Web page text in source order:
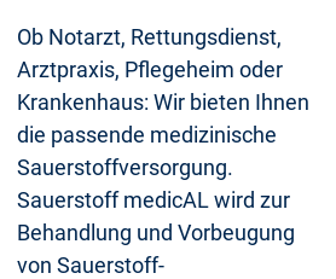
Ob Notarzt, Rettungsdienst,
Arztpraxis, Pflegeheim oder
Krankenhaus: Wir bieten Ihnen
die passende medizinische
Sauerstoffversorgung.
Sauerstoff medicAL wird zur
Behandlung und Vorbeugung
von Sauerstoff-